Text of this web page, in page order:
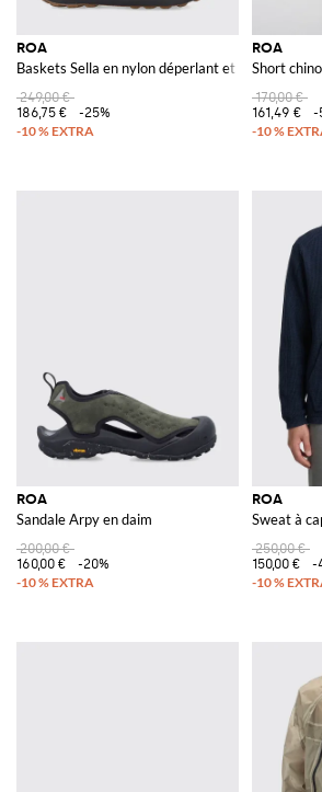
ROA
Baskets Sella en nylon déperlant et caoutchouc
249,00 €
186,75 €
-25%
ROA
Short
170,00 €
161,49 €
-
ROA
Sandale Arpy en daim
200,00 €
160,00 €
-20%
ROA
Sweat à
250,00 €
150,00 €
-